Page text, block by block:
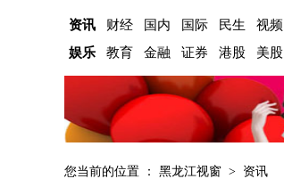
资讯 财经 国内 国际 民生 视频
娱乐
教育 金融 证券 港股 美股
您当前的位置 ： 黑龙江视窗 > 资讯